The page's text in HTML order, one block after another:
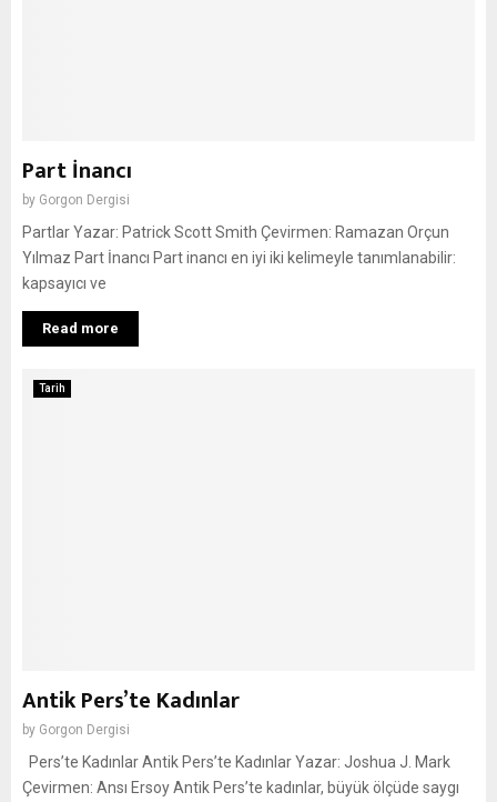
Part İnancı
by Gorgon Dergisi
Partlar Yazar: Patrick Scott Smith Çevirmen: Ramazan Orçun
Yılmaz Part İnancı Part inancı en iyi iki kelimeyle tanımlanabilir:
kapsayıcı ve
Read more
Tarih
Antik Pers’te Kadınlar
by Gorgon Dergisi
Pers’te Kadınlar Antik Pers’te Kadınlar Yazar: Joshua J. Mark
Çevirmen: Ansı Ersoy Antik Pers’te kadınlar, büyük ölçüde saygı